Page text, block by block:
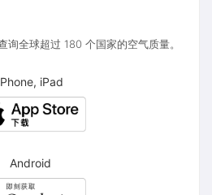
询全球超过 180 个国家的空气质量。
iPad
Android